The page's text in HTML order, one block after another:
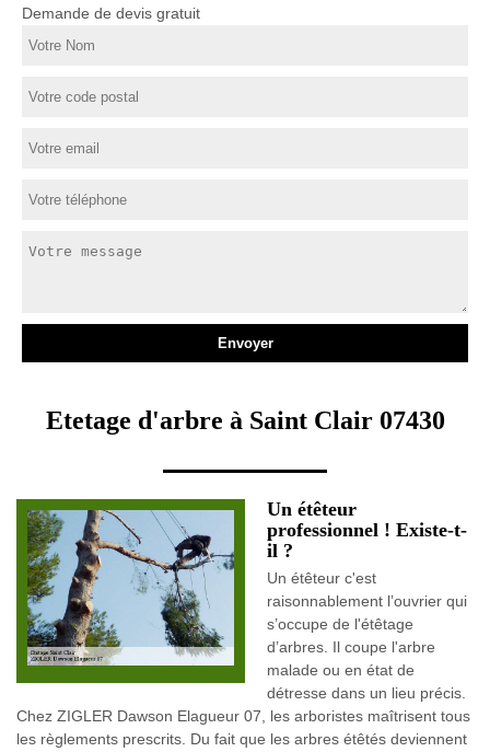
Demande de devis gratuit
Etetage d'arbre à Saint Clair 07430
Un étêteur
professionnel ! Existe-t-
il ?
Un étêteur c'est
raisonnablement l’ouvrier qui
s’occupe de l'étêtage
d’arbres. Il coupe l'arbre
malade ou en état de
détresse dans un lieu précis.
Chez ZIGLER Dawson Elagueur 07, les arboristes maîtrisent tous
les règlements prescrits. Du fait que les arbres étêtés deviennent